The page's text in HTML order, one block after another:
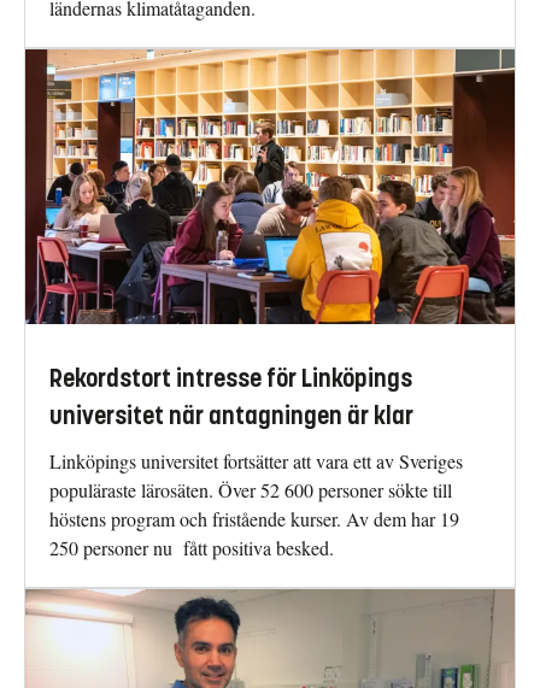
ländernas klimatåtaganden.
Rekordstort intresse för Linköpings
universitet när antagningen är klar
Linköpings universitet fortsätter att vara ett av Sveriges
populäraste lärosäten. Över 52 600 personer sökte till
höstens program och fristående kurser. Av dem har 19
250 personer nu fått positiva besked.